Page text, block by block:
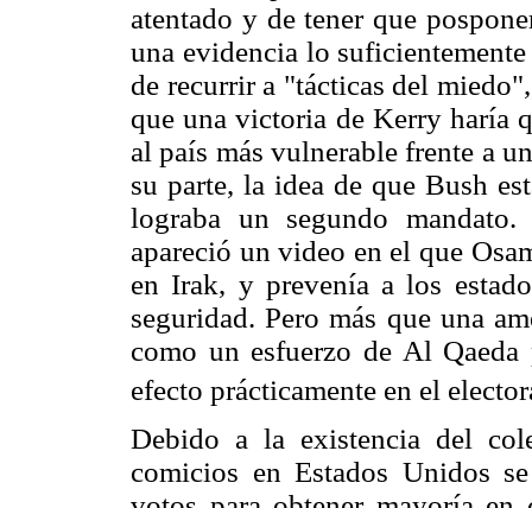
atentado y de tener que
una evidencia lo
de recurrir a "tácticas del
que una victoria de Kerry haría
al país más vulnerable frente a
su parte, la idea de que Bush
lograba un segundo
apareció un video en el que
en Irak, y prevenía a los
seguridad. Pero más que una
como un esfuerzo de Al
efecto prácticamente en el
Debido a la existencia del
comicios en Estados Unidos